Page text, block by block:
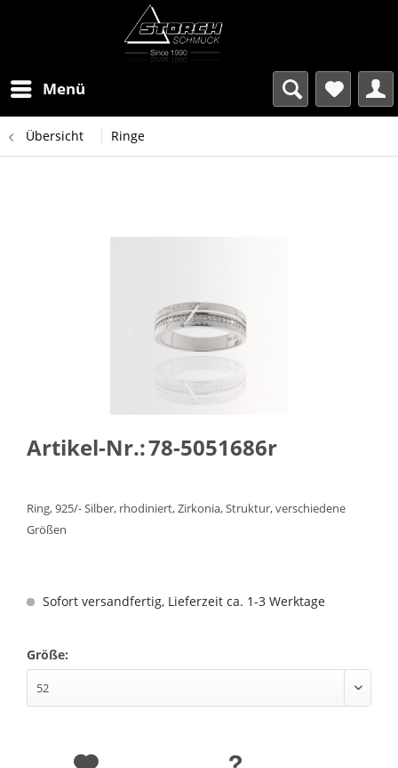
Menü
Übersicht Ringe
Artikel-Nr.:78-5051686r
Ring, 925/- Silber, rhodiniert, Zirkonia, Struktur, verschiedene
Größen
Sofort versandfertig, Lieferzeit ca. 1-3 Werktage
Größe: